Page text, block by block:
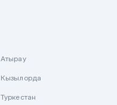
Атырау
Кызылорда
Туркестан